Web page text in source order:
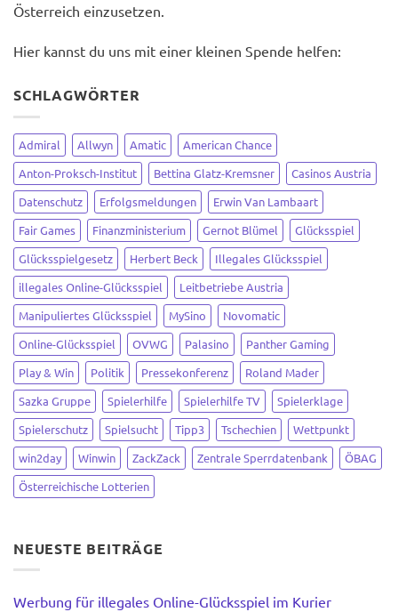
Österreich einzusetzen.
Hier kannst du uns mit einer kleinen Spende helfen:
SCHLAGWÖRTER
Admiral Allwyn Amatic
American Chance
Anton-Proksch-Institut
Bettina Glatz-Kremsner
Casinos Austria
Datenschutz
Erfolgsmeldungen
Erwin Van Lambaart
Fair Games
Finanzministerium Gernot Blümel
Glücksspiel
Glücksspielgesetz
Herbert Beck
Illegales Glücksspiel
illegales Online-Glücksspiel
Leitbetriebe Austria
Manipuliertes Glücksspiel
MySino
Novomatic
Online-Glücksspiel
OVWG Palasino
Panther Gaming
Play & Win
Politik Pressekonferenz
Roland Mader
Sazka Gruppe
Spielerhilfe Spielerhilfe TV
Spielerklage
Spielerschutz
Spielsucht Tipp3 Tschechien
Wettpunkt
win2day
Winwin ZackZack Zentrale Sperrdatenbank
ÖBAG
Österreichische Lotterien
NEUESTE BEITRÄGE
Werbung für illegales Online-Glücksspiel im Kurier